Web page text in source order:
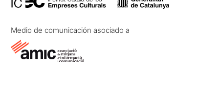
Medio de comunicación asociado a